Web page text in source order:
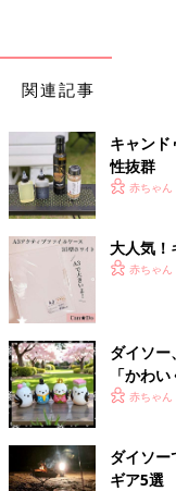
関連記事
キャン
性抜群
赤ちゃん
大人気！
赤ちゃん
ダイソー
「かわ
赤ちゃん
ダイソ
ギア5選